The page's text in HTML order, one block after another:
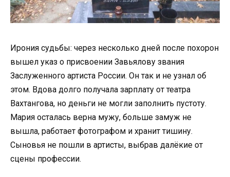
Ирония судьбы: через несколько дней после похорон
вышел указ о присвоении Завьялову звания
Заслуженного артиста России. Он так и не узнал об
этом. Вдова долго получала зарплату от театра
Вахтангова, но деньги не могли заполнить пустоту.
Мария осталась верна мужу, больше замуж не
вышла, работает фотографом и хранит тишину.
Сыновья не пошли в артисты, выбрав далёкие от
сцены профессии.